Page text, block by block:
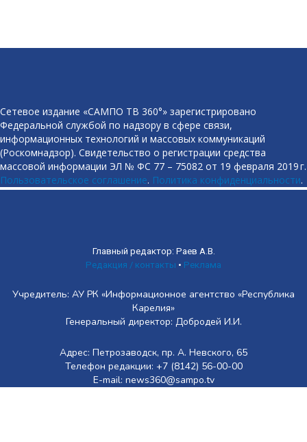
Сетевое издание «САМПО ТВ 360°» зарегистрировано
Федеральной службой по надзору в сфере связи,
информационных технологий и массовых коммуникаций
(Роскомнадзор). Свидетельство о регистрации средства
массовой информации ЭЛ № ФС 77 – 75082 от 19 февраля 2019 г.
Пользовательское соглашение. Политика конфиденциальности.
Главный редактор: Раев А.В.
Редакция / контакты • Реклама
Учредитель: АУ РК «Информационное агентство «Республика
Карелия»
Генеральный директор: Добродей И.И.
Адрес: Петрозаводск, пр. А. Невского, 65
Телефон редакции: +7 (8142) 56-00-00
E-mail: news360@sampo.tv